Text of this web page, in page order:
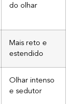
do olhar
Mais reto e
estendido
Olhar intenso
e sedutor